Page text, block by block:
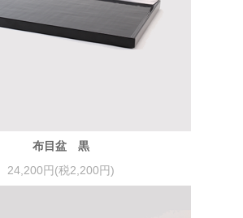
布目盆 黒
24,200円(税2,200円)